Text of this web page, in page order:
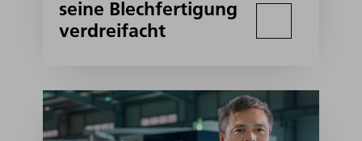
seine Blechfertigung
verdreifacht